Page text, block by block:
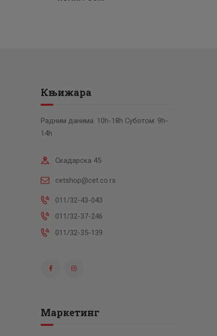
Књижара
Радним данима: 10h-18h Суботом: 9h-
14h
Скадарска 45
cetshop@cet.co.rs
011/32-43-043
011/32-37-246
011/32-35-139
Маркетинг